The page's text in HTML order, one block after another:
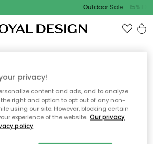
Outdoor Sale - 15%
inte sidan du
söker
privacy!
content and ads, and to analyze
right and option to opt out of any non-
using our site. However, blocking certain
experience of the website. Our privacy
policy